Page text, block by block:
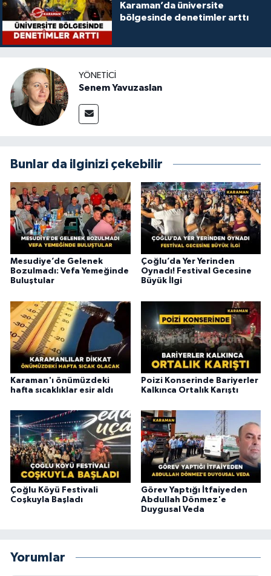
Karaman’da üniversite
bölgesinde denetimler arttı
YÖNETICI
Senem Yavuzaslan
Bunlar da ilginizi çekebilir
Mesudiye’de Gelenek
Bozulmadı: Vefa Yemeğinde
Buluştular
Çoğlu’da Yer Yerinden
Oynadı! Festival Gecesine
Büyük İlgi
Karaman'ı önümüzdeki
hafta sıcaklıklar esir aldı
Poizi Konserinde Bariyerler
Kalkınca Ortalık Karıştı
Çoğlu Köyü Festivali
Coşkuyla Başladı
Görev Yaptığı İtfaiyeden
Abdullah Dönmez'e
Duygusal Veda
Yorumlar